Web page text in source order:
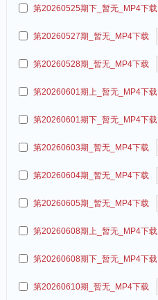
第20260525期下_暂无_MP4下载
第20260527期_暂无_MP4下载
第20260528期_暂无_MP4下载
第20260601期上_暂无_MP4下载
第20260601期下_暂无_MP4下载
第20260603期_暂无_MP4下载
第20260604期_暂无_MP4下载
第20260605期_暂无_MP4下载
第20260608期上_暂无_MP4下载
第20260608期下_暂无_MP4下载
第20260610期_暂无_MP4下载